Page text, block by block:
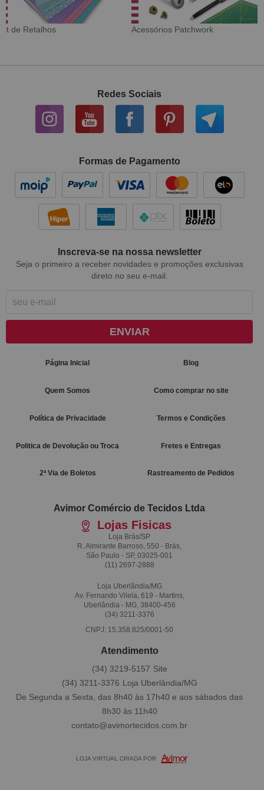
Tecido Digital Sarja Impermeável
Redes Sociais
Formas de Pagamento
Inscreva-se na nossa newsletter
Seja o primeiro a receber novidades e promoções exclusivas
direto no seu e-mail.
ENVIAR
Página Inicial Blog
Quem Somos Como comprar no site
Política de Privacidade Termos e Condições
Politica de Devolução ou Troca Fretes e Entregas
2ª Via de Boletos Rastreamento de Pedidos
Avimor Comércio de Tecidos Ltda
Lojas Fisicas
Loja Brás/SP
R. Almirante Barroso, 550 - Brás,
São Paulo - SP, 03025-001
(11) 2697-2888
Loja Uberlândia/MG
Av. Fernando Vilela, 619 - Martins,
Uberlândia - MG, 38400-456
(34) 3211-3376
CNPJ: 15.358.825/0001-50
Atendimento
(34) 3211-3376
(34) 3219-5157
De Segunda a Sexta, das 8h40 às 17h40 e aos sábados das
8h30 às 11h40
contato@avimortecidos.com.br
LOJA VIRTUAL CRIADA POR